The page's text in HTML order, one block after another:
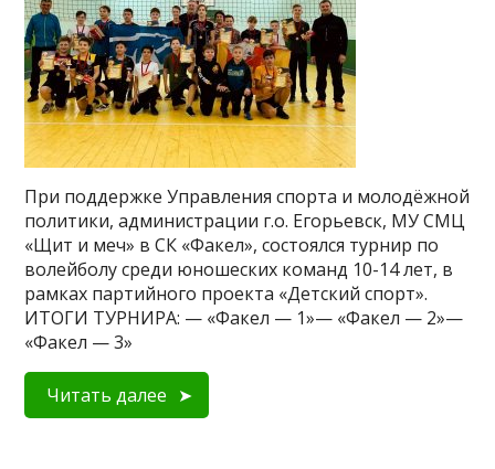
При поддержке Управления спорта и молодёжной
политики, администрации г.о. Егорьевск, МУ СМЦ
«Щит и меч» в СК «Факел», состоялся турнир по
волейболу среди юношеских команд 10-14 лет, в
рамках партийного проекта «Детский спорт».
ИТОГИ ТУРНИРА: — «Факел — 1»— «Факел — 2»—
«Факел — 3»
Читать далее